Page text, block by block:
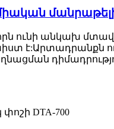
ունի անկախ
է:Արտադրանքն